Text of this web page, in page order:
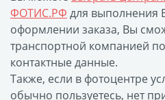
Печать выкроек
Холст на конкурс
Фотопечать больших
размеров
Портреты в стиле
ФОТИС.РФ для выполнения
оформлении заказа, Вы
транспортной компанией
контактные данные.
Также, если в фотоцентре
обычно пользуетесь, нет